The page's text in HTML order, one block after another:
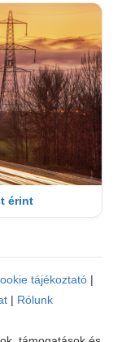
érint
tájékoztató|
| Rólunk